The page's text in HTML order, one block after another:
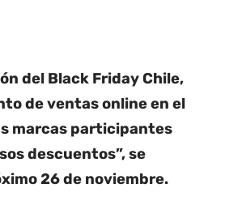
del Black Friday Chile,
de ventas online en el
marcas participantes
descuentos”, se
26 de noviembre.